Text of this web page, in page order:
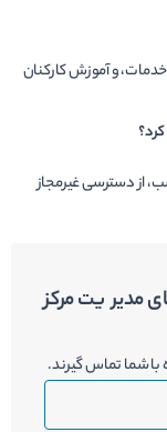
و آموزش کارکنان
از دسترسی غیرمجاز
مدیریت مرکز
با شما تماس گیرند.